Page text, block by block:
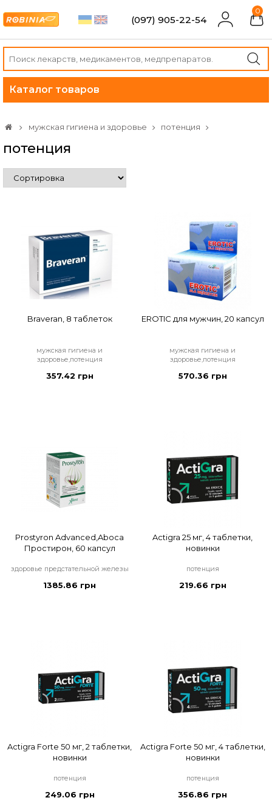
(097) 905-22-54
0
Каталог товаров
мужская гигиена и здоровье потенция
потенция
Braveran, 8 таблеток
мужская гигиена и
здоровье,потенция
357.42 грн
EROTIC для мужчин, 20 капсул
мужская гигиена и
здоровье,потенция
570.36 грн
Prostyron Advanced,Aboca
Простирон, 60 капсул
здоровье предстательной железы
1385.86 грн
Actigra 25 мг, 4 таблетки,
новинки
потенция
219.66 грн
Actigra Forte 50 мг, 2 таблетки,
новинки
потенция
249.06 грн
Actigra Forte 50 мг, 4 таблетки,
новинки
потенция
356.86 грн